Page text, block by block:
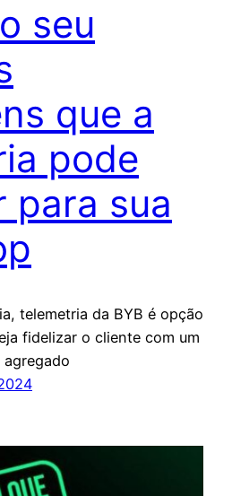
seu
que a
pode
para sua
telemetria da BYB é opção
fidelizar o cliente com um